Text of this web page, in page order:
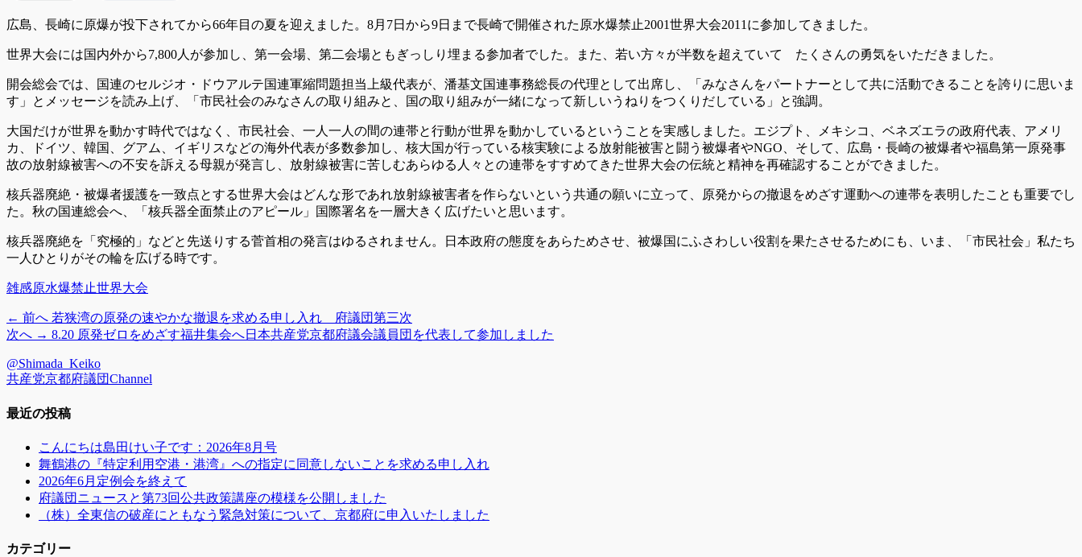
広島、長崎に原爆が投下されてから66年目の夏を迎えました。8月7日から9日まで長崎で開催された原水爆禁止2001世界大会2011に参加してきました。
世界大会には国内外から7,800人が参加し、第一会場、第二会場ともぎっしり埋まる参加者でした。また、若い方々が半数を超えていて たくさんの勇気をいただきました。
開会総会では、国連のセルジオ・ドウアルテ国連軍縮問題担当上級代表が、潘基文国連事務総長の代理として出席し、「みなさんをパートナーとして共に活動できることを誇りに思いま
す」とメッセージを読み上げ、「市民社会のみなさんの取り組みと、国の取り組みが一緒になって新しいうねりをつくりだしている」と強調。
大国だけが世界を動かす時代ではなく、市民社会、一人一人の間の連帯と行動が世界を動かしているということを実感しました。エジプト、メキシコ、ベネズエラの政府代表、アメリ
カ、ドイツ、韓国、グアム、イギリスなどの海外代表が多数参加し、核大国が行っている核実験による放射能被害と闘う被爆者やNGO、そして、広島・長崎の被爆者や福島第一原発事
故の放射線被害への不安を訴える母親が発言し、放射線被害に苦しむあらゆる人々との連帯をすすめてきた世界大会の伝統と精神を再確認することができました。
核兵器廃絶・被爆者援護を一致点とする世界大会はどんな形であれ放射線被害者を作らないという共通の願いに立って、原発からの撤退をめざす運動への連帯を表明したことも重要でし
た。秋の国連総会へ、「核兵器全面禁止のアピール」国際署名を一層大きく広げたいと思います。
核兵器廃絶を「究極的」などと先送りする菅首相の発言はゆるされません。日本政府の態度をあらためさせ、被爆国にふさわしい役割を果たさせるためにも、いま、「市民社会」私たち
一人ひとりがその輪を広げる時です。
カ
ゴ
リ
雑感タ
原水爆禁止世界大会
投
稿
ナ
ゲ
← 前へ 前
の
稿:
若狭湾の原発の速やかな撤退を求める申し入れ 府議団第三次
次へ → 次
投
稿:
8.20 原発ゼロをめざす福井集会へ日本共産党京都府議会議員団を代表して参加しました
@Shimada_Keiko
共産党京都府議団Channel
最近の投稿
こんにちは島田けい子です：2026年8月号
舞鶴港の『特定利用空港・港湾』への指定に同意しないことを求める申し入れ
2026年6月定例会を終えて
府議団ニュースと第73回公共政策講座の模様を公開しました
（株）全東信の破産にともなう緊急対策について、京都府に申入いたしました
カテゴリー